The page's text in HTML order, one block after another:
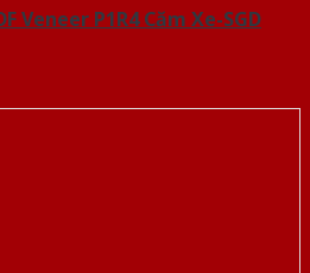
Veneer P1R4 Căm Xe-SGD